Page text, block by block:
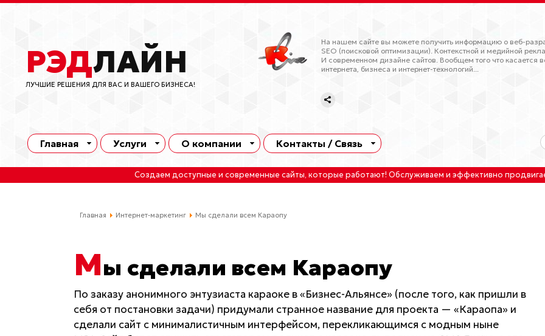
РЭДЛАЙН
ЛУЧШИЕ РЕШЕНИЯ ДЛЯ ВАС И ВАШЕГО БИЗНЕСА!
На нашем сайте вы можете получить информацию о веб-
SEO (поисковой оптимизации). Контекстной и медийной
И современном дизайне сайтов. Вообщем того что касается
интернета, бизнеса и интернет-технологий...
Главная Услуги О компании Контакты / Связь
Создаем доступные и современные сайты, которые работают! Обслуживаем и эффективно
Главная Интернет-маркетинг Мы сделали всем Караопу
Мы сделали всем Караопу
По заказу анонимного энтузиаста караоке в «Бизнес-Альянсе» (после того, как пришли в
себя от постановки задачи) придумали странное название для проекта — «Караопа» и
сделали сайт с минималистичным интерфейсом, перекликающимся с модным ныне